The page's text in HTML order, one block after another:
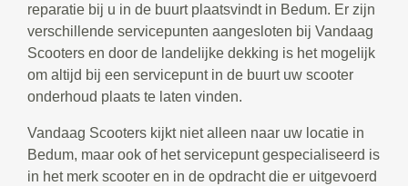
reparatie bij u in de buurt plaatsvindt in Bedum. Er zijn
verschillende servicepunten aangesloten bij Vandaag
Scooters en door de landelijke dekking is het mogelijk
om altijd bij een servicepunt in de buurt uw scooter
onderhoud plaats te laten vinden.
Vandaag Scooters kijkt niet alleen naar uw locatie in
Bedum, maar ook of het servicepunt gespecialiseerd is
in het merk scooter en in de opdracht die er uitgevoerd